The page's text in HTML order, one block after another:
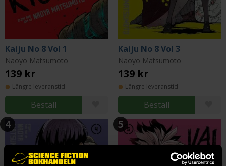
Kaiju No 8 Vol 1
Naoyo Matsumoto
139 kr
Längre leveranstid
Beställ
Kaiju No 8 Vol 3
Naoyo Matsumoto
139 kr
Längre leveranstid
Beställ
4 5